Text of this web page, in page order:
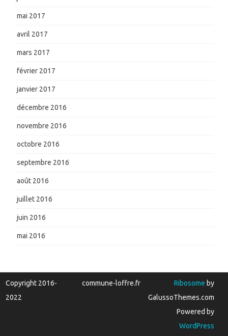
mai 2017
avril 2017
mars 2017
février 2017
janvier 2017
décembre 2016
novembre 2016
octobre 2016
septembre 2016
août 2016
juillet 2016
juin 2016
mai 2016
Copyright 2016-
2022
commune-loffre.fr Ribosome by
GalussoThemes.com
Powered by
WordPress